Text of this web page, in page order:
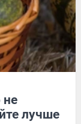
не
лучше